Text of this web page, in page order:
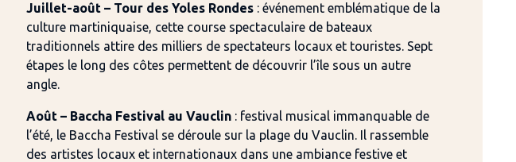
Juillet-août – Tour des Yoles Rondes : événement emblématique de la
culture martiniquaise, cette course spectaculaire de bateaux
traditionnels attire des milliers de spectateurs locaux et touristes. Sept
étapes le long des côtes permettent de découvrir l’île sous un autre
angle.
Août – Baccha Festival au Vauclin : festival musical immanquable de
l’été, le Baccha Festival se déroule sur la plage du Vauclin. Il rassemble
des artistes locaux et internationaux dans une ambiance festive et